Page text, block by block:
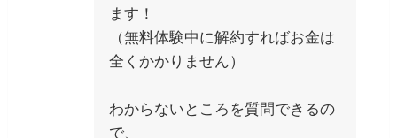
ます！
（無料体験中に解約すればお金は
全くかかりません）
わからないところを質問できるの
で、